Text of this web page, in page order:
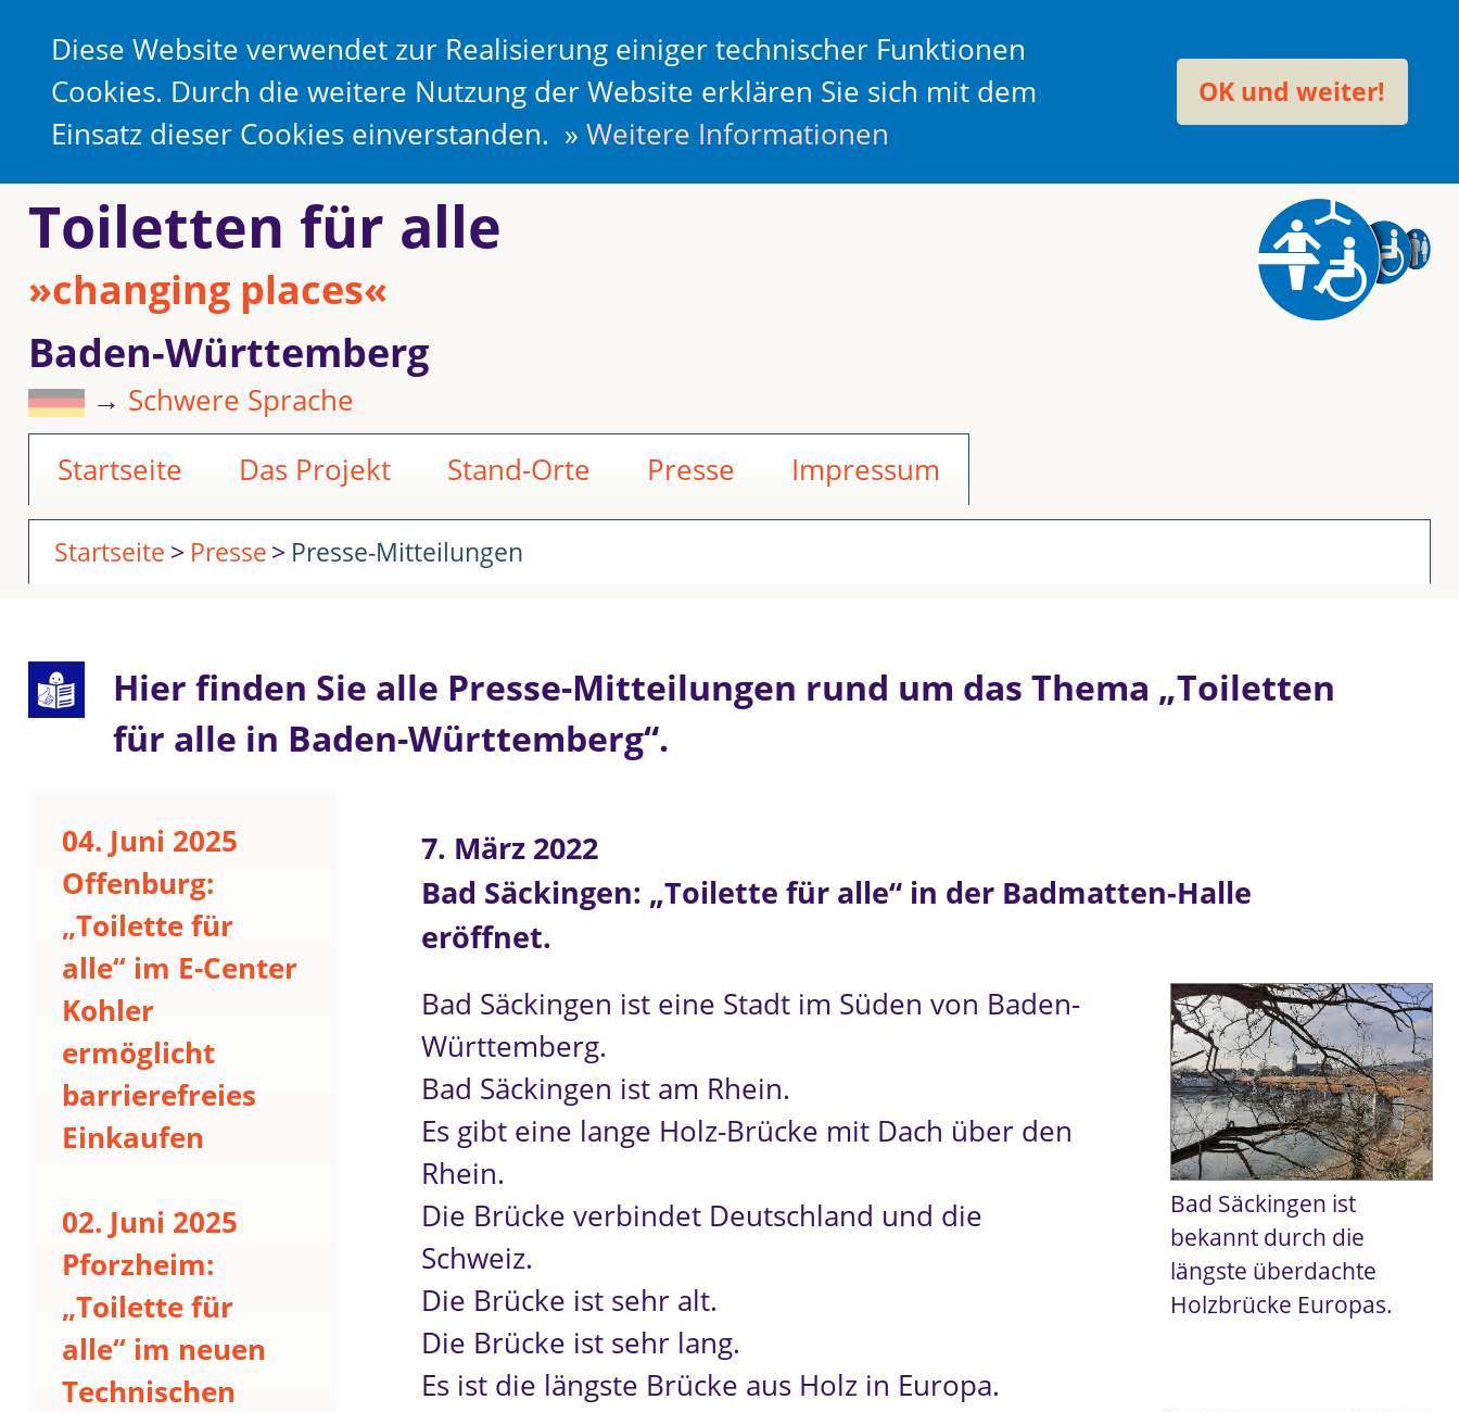
Diese Website verwendet zur Realisierung einiger technischer Funktionen
Cookies. Durch die weitere Nutzung der Website erklären Sie sich mit dem
Einsatz dieser Cookies einverstanden. » Weitere Informationen
OK und weiter!
Toiletten für alle
»changing places«
Baden-Württemberg
→ Schwere Sprache
Startseite
Das Projekt Stand-Orte Presse Impressum
Startseite Presse Presse-Mitteilungen
Hier finden Sie alle Presse-Mitteilungen rund um das Thema „Toiletten
für alle in Baden-Württemberg“.
04. Juni 2025
Offenburg:
„Toilette für
alle“ im E-Center
Kohler
ermöglicht
barrierefreies
Einkaufen
02. Juni 2025
Pforzheim:
„Toilette für
alle“ im neuen
Technischen
7. März 2022
Bad Säckingen: „Toilette für alle“ in der Badmatten-Halle
eröffnet.
Bad Säckingen ist eine Stadt im Süden von Baden-
Württemberg.
Bad Säckingen ist am Rhein.
Es gibt eine lange Holz-Brücke mit Dach über den
Rhein.
Die Brücke verbindet Deutschland und die
Schweiz.
Die Brücke ist sehr alt.
Die Brücke ist sehr lang.
Es ist die längste Brücke aus Holz in Europa.
Bad Säckingen ist
bekannt durch die
längste überdachte
Holzbrücke Europas.